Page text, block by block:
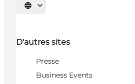
Choisissez la langue
D'autres sites
Presse
Business Events